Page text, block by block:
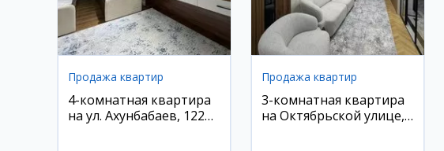
Продажа квартир
4-комнатная квартира
на ул. Ахунбабаев, 122
Продажа квартир
3-комнатная квартира
на Октябрьской улице,